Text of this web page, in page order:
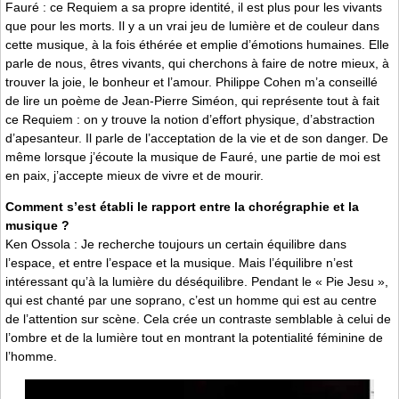
Fauré : ce Requiem a sa propre identité, il est plus pour les vivants
que pour les morts. Il y a un vrai jeu de lumière et de couleur dans
cette musique, à la fois éthérée et emplie d’émotions humaines. Elle
parle de nous, êtres vivants, qui cherchons à faire de notre mieux, à
trouver la joie, le bonheur et l’amour. Philippe Cohen m’a conseillé
de lire un poème de Jean-Pierre Siméon, qui représente tout à fait
ce Requiem : on y trouve la notion d’effort physique, d’abstraction
d’apesanteur. Il parle de l’acceptation de la vie et de son danger. De
même lorsque j’écoute la musique de Fauré, une partie de moi est
en paix, j’accepte mieux de vivre et de mourir.
Comment s’est établi le rapport entre la chorégraphie et la
musique ?
Ken Ossola : Je recherche toujours un certain équilibre dans
l’espace, et entre l’espace et la musique. Mais l’équilibre n’est
intéressant qu’à la lumière du déséquilibre. Pendant le « Pie Jesu »,
qui est chanté par une soprano, c’est un homme qui est au centre
de l’attention sur scène. Cela crée un contraste semblable à celui de
l’ombre et de la lumière tout en montrant la potentialité féminine de
l’homme.